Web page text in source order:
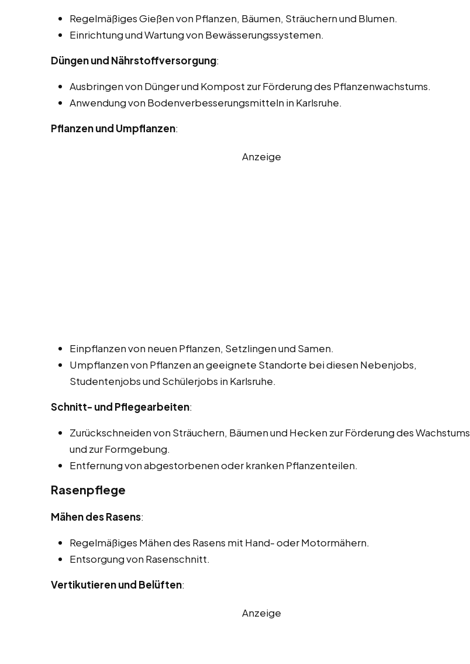
Regelmäßiges Gießen von Pflanzen, Bäumen, Sträuchern und Blumen.
Einrichtung und Wartung von Bewässerungssystemen.
Düngen und Nährstoffversorgung:
Ausbringen von Dünger und Kompost zur Förderung des Pflanzenwachstums.
Anwendung von Bodenverbesserungsmitteln in Karlsruhe.
Pflanzen und Umpflanzen:
Anzeige
Einpflanzen von neuen Pflanzen, Setzlingen und Samen.
Umpflanzen von Pflanzen an geeignete Standorte bei diesen Nebenjobs,
Studentenjobs und Schülerjobs in Karlsruhe.
Schnitt- und Pflegearbeiten:
Zurückschneiden von Sträuchern, Bäumen und Hecken zur Förderung des Wachstums
und zur Formgebung.
Entfernung von abgestorbenen oder kranken Pflanzenteilen.
Rasenpflege
Mähen des Rasens:
Regelmäßiges Mähen des Rasens mit Hand- oder Motormähern.
Entsorgung von Rasenschnitt.
Vertikutieren und Belüften:
Anzeige